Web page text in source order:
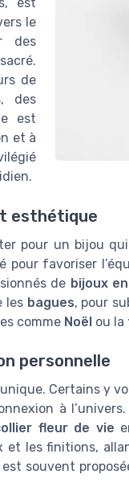
est
le
des
de
des
est
et à
esthétique
pour un bijou
pour favoriser
de bijoux
les bagues, pour
comme Noël ou la
personnelle
Certains y
à
fleur de vie
et les finitions,
est souvent